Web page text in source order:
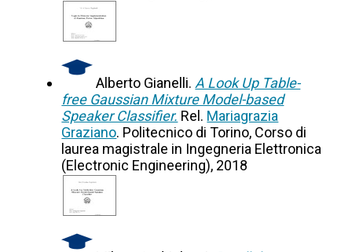
Alberto Gianelli. A Look Up Table-
free Gaussian Mixture Model-based
Speaker Classifier. Rel. Mariagrazia
Graziano. Politecnico di Torino, Corso di
laurea magistrale in Ingegneria Elettronica
(Electronic Engineering), 2018